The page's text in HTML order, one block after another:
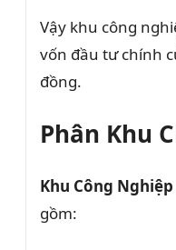
Vậy khu công
vốn đầu tư chính
đồng.
Phân Khu
Khu Công
gồm: